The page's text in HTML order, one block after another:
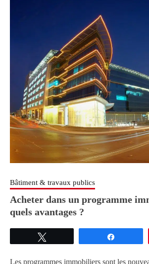
Bâtiment & travaux publics
Acheter dans un programme
quels avantages ?
Les programmes immobiliers sont les